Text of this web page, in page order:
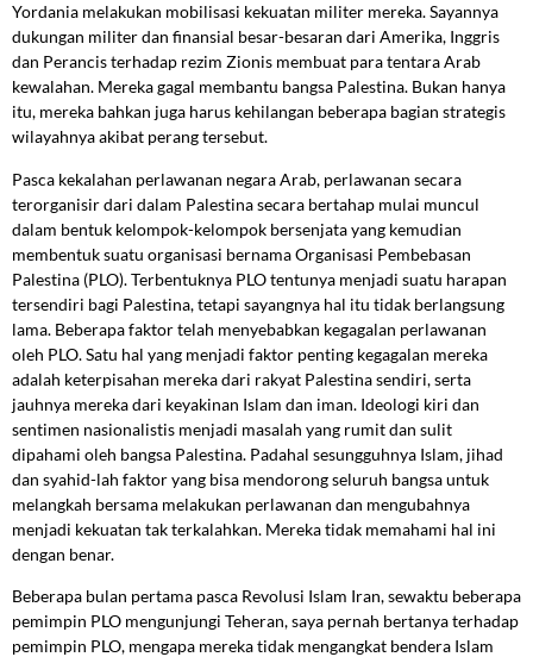
Yordania melakukan mobilisasi kekuatan militer mereka. Sayannya
dukungan militer dan finansial besar-besaran dari Amerika, Inggris
dan Perancis terhadap rezim Zionis membuat para tentara Arab
kewalahan. Mereka gagal membantu bangsa Palestina. Bukan hanya
itu, mereka bahkan juga harus kehilangan beberapa bagian strategis
wilayahnya akibat perang tersebut.
Pasca kekalahan perlawanan negara Arab, perlawanan secara
terorganisir dari dalam Palestina secara bertahap mulai muncul
dalam bentuk kelompok-kelompok bersenjata yang kemudian
membentuk suatu organisasi bernama Organisasi Pembebasan
Palestina (PLO). Terbentuknya PLO tentunya menjadi suatu harapan
tersendiri bagi Palestina, tetapi sayangnya hal itu tidak berlangsung
lama. Beberapa faktor telah menyebabkan kegagalan perlawanan
oleh PLO. Satu hal yang menjadi faktor penting kegagalan mereka
adalah keterpisahan mereka dari rakyat Palestina sendiri, serta
jauhnya mereka dari keyakinan Islam dan iman. Ideologi kiri dan
sentimen nasionalistis menjadi masalah yang rumit dan sulit
dipahami oleh bangsa Palestina. Padahal sesungguhnya Islam, jihad
dan syahid-lah faktor yang bisa mendorong seluruh bangsa untuk
melangkah bersama melakukan perlawanan dan mengubahnya
menjadi kekuatan tak terkalahkan. Mereka tidak memahami hal ini
dengan benar.
Beberapa bulan pertama pasca Revolusi Islam Iran, sewaktu beberapa
pemimpin PLO mengunjungi Teheran, saya pernah bertanya terhadap
pemimpin PLO, mengapa mereka tidak mengangkat bendera Islam